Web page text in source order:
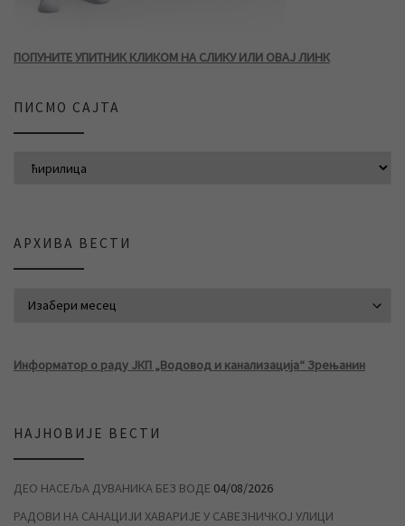
ПОПУНИТЕ УПИТНИК КЛИКОМ НА СЛИКУ ИЛИ ОВАЈ ЛИНК
ПИСМО САЈТА
АРХИВА ВЕСТИ
Информатор о раду ЈКП „Водовод и канализација“ Зрењанин
НАЈНОВИЈЕ ВЕСТИ
ДЕО НАСЕЉА ДУВАНИКА БЕЗ ВОДЕ 04/08/2026
РАДОВИ НА САНАЦИЈИ ХАВАРИЈЕ У САВЕЗНИЧКОЈ УЛИЦИ